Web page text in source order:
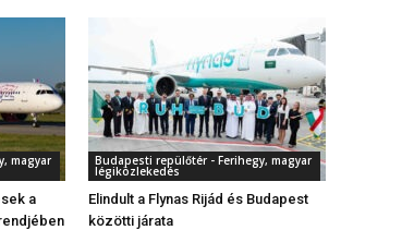
magyar
a
Budapesti repülőtér - Ferihegy, magyar
légiközlekedés
Elindult a Flynas Rijád és Budapest
közötti járata